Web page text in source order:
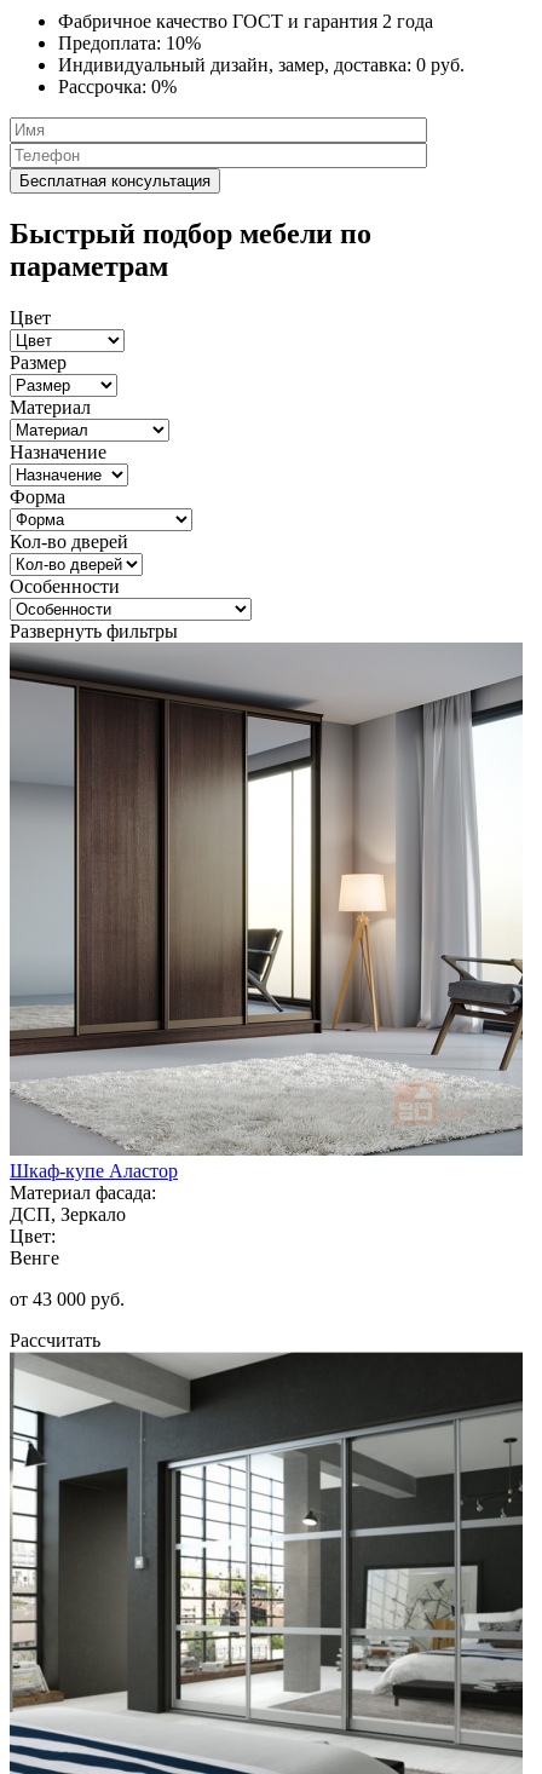
Фабричное качество ГОСТ и гарантия 2 года
Предоплата: 10%
Индивидуальный дизайн, замер, доставка: 0 руб.
Рассрочка: 0%
Быстрый подбор мебели по
параметрам
Цвет
Размер
Материал
Назначение
Форма
Кол-во дверей
Особенности
Развернуть фильтры
Шкаф-купе Аластор
Материал фасада:
ДСП, Зеркало
Цвет:
Венге
от 43 000 руб.
Рассчитать